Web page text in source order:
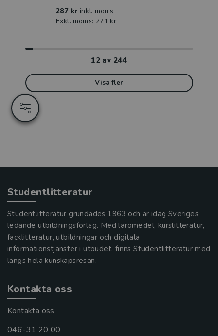
287 kr inkl. moms
Exkl. moms: 271 kr
12 av 244
Visa fler
Studentlitteratur
Studentlitteratur grundades 1963 och är idag Sveriges
ledande utbildningsförlag. Med läromedel, kurslitteratur,
facklitteratur, utbildningar och digitala
informationstjänster i utbudet, finns Studentlitteratur med
längs hela kunskapsresan.
Kontakta oss
Kontakta oss
046-31 20 00